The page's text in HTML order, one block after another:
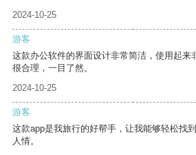
2024-10-25
游客
这款办公软件的界面设计非常简洁，使用起来
很合理，一目了然。
2024-10-25
游客
这款app是我旅行的好帮手，让我能够轻松找
人情。